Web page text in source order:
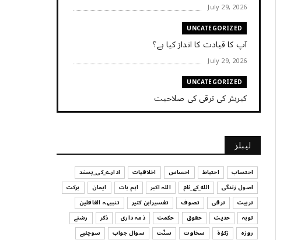
July 29, 2026
UNCATEGORIZED
آپ کا قیادت کا انداز کیا ہے؟
July 29, 2026
UNCATEGORIZED
کیریئر کی ترقی کی صلاحیت
July 29, 2026
UNCATEGORIZED
کیا آپ اپنے باس کو مؤثر طریقے سے منظم کر رہے
ہیں
July 29, 2026
UNCATEGORIZED
اس وقت آپ کا موڈ کیسا ہے؟
July 29, 2026
لیبلز
احتساب احتیاط احساس اخلاقیات
ادارے_کی_پسند
اصول زندگی
الله_کے_نام اللہ اکبر اہم بات ایمان
برکت
تربیت
ترقی تصوف تفسیرابن کثیر
تنبیہہ الغافلین
توبہ
حدیث حقوق حکمت ذمہ داری ذکر
رشتے
روزہ
زکوٰۃ سخاوت سنّت سوال جواب
سوچئیے